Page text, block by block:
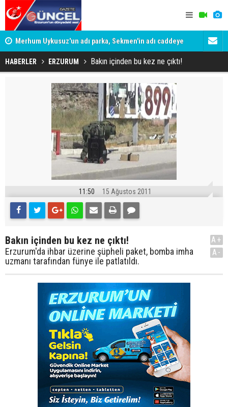
Merhum Uykusuz'un adı parka, Sekmen'in adı caddeye
verildi
HABERLER ERZURUM Bakın içinden bu kez ne çıktı!
11:50 15 Ağustos 2011
Bakın içinden bu kez ne çıktı!
Erzurum'da ihbar üzerine şüpheli paket, bomba imha
uzmanı tarafından fünye ile patlatıldı.
A+
A-